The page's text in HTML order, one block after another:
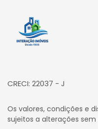
Página inicial
CRECI: 22037 - J
Os valores, condições e
sujeitos a alterações sem